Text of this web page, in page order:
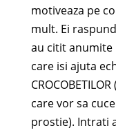
motiveaza pe
mult. Ei
au citit anumite
care isi ajuta
care vor sa
prostie). Intrati